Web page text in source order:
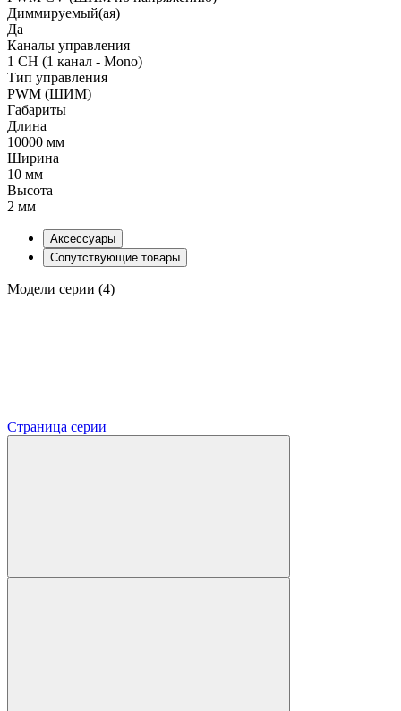
Диммируемый(ая)
Да
Каналы управления
1 CH (1 канал - Mono)
Тип управления
PWM (ШИМ)
Габариты
Длина
10000 мм
Ширина
10 мм
Высота
2 мм
Аксессуары
Сопутствующие товары
Модели серии (4)
Страница серии